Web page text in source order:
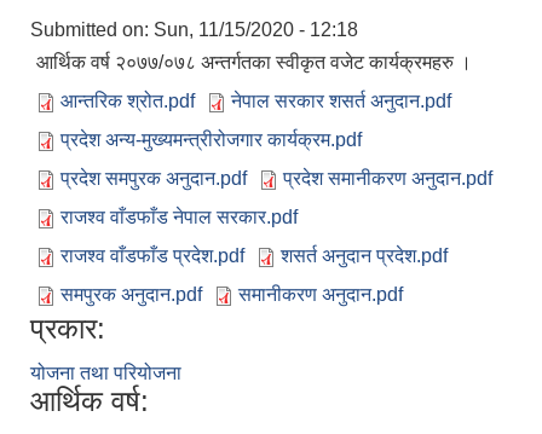
Submitted on: Sun, 11/15/2020 - 12:18
आर्थिक वर्ष २०७७/०७८ अन्तर्गतका स्वीकृत वजेट कार्यक्रमहरु ।
आन्तरिक श्रोत.pdf
नेपाल सरकार शसर्त अनुदान.pdf
प्रदेश अन्य-मुख्यमन्त्रीरोजगार कार्यक्रम.pdf
प्रदेश समपुरक अनुदान.pdf
प्रदेश समानीकरण अनुदान.pdf
राजश्व वाँडफाँड नेपाल सरकार.pdf
राजश्व वाँडफाँड प्रदेश.pdf
शसर्त अनुदान प्रदेश.pdf
समपुरक अनुदान.pdf
समानीकरण अनुदान.pdf
प्रकार:
योजना तथा परियोजना
आर्थिक वर्ष: